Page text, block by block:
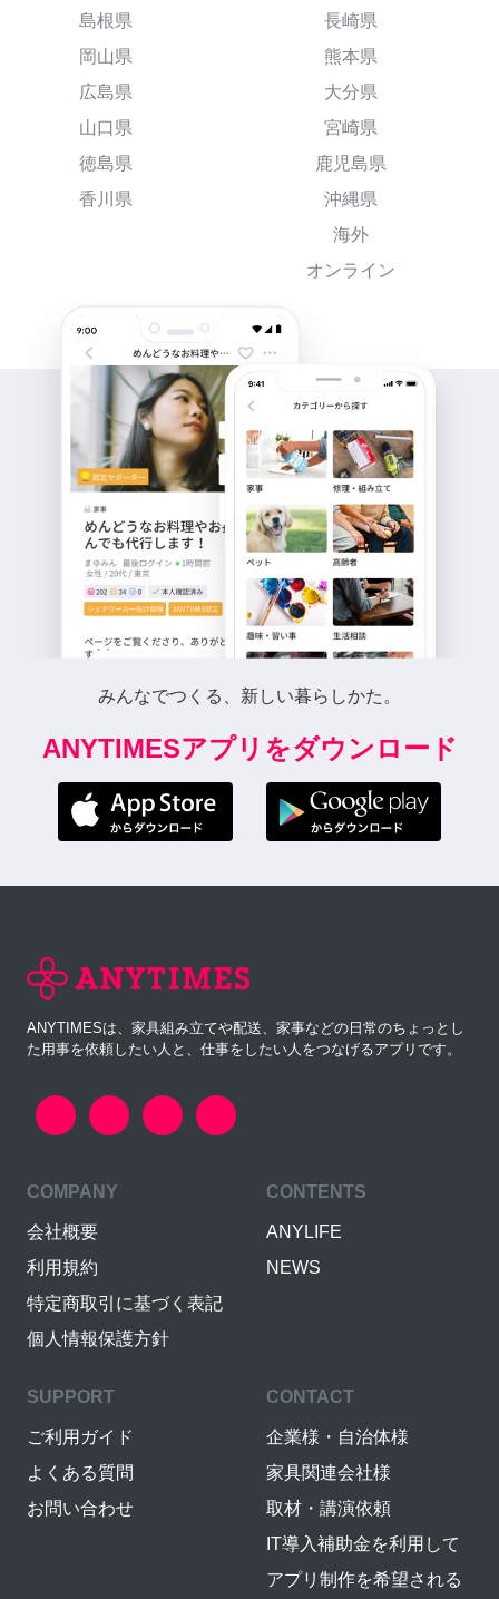
島根県
岡山県
広島県
山口県
徳島県
香川県
長崎県
熊本県
大分県
宮崎県
鹿児島県
沖縄県
海外
オンライン
みんなでつくる、新しい暮らしかた。
ANYTIMESアプリをダウンロード
ANYTIMESは、家具組み立てや配送、家事などの日常のちょっとし
た用事を依頼したい人と、仕事をしたい人をつなげるアプリです。
COMPANY
会社概要
利用規約
特定商取引に基づく表記
個人情報保護方針
CONTENTS
ANYLIFE
NEWS
SUPPORT
ご利用ガイド
よくある質問
お問い合わせ
CONTACT
企業様・自治体様
家具関連会社様
取材・講演依頼
IT導入補助金を利用して
アプリ制作を希望される